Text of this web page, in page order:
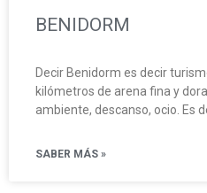
BENIDORM
Decir Benidorm es decir
kilómetros de arena fina y
ambiente, descanso, ocio. Es
SABER MÁS »